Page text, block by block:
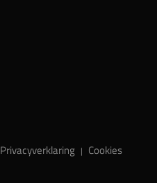
Privacyverklaring | Cookies